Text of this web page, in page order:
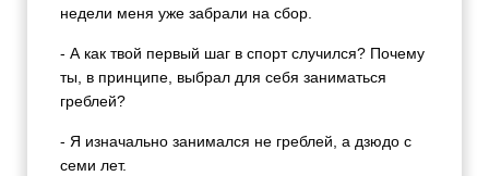
недели меня уже забрали на сбор.
- А как твой первый шаг в спорт случился? Почему
ты, в принципе, выбрал для себя заниматься
греблей?
- Я изначально занимался не греблей, а дзюдо с
семи лет.